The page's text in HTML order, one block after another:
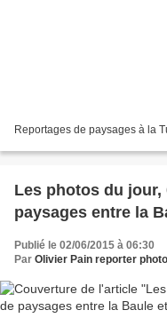
Reportages de paysages à la
Les photos du jour,
paysages entre la
Publié le 02/06/2015 à 06:30
Par Olivier Pain reporter